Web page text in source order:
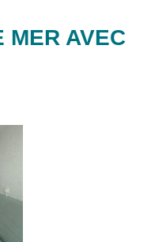
MER AVEC